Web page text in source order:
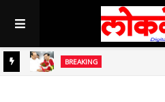
BREAKING